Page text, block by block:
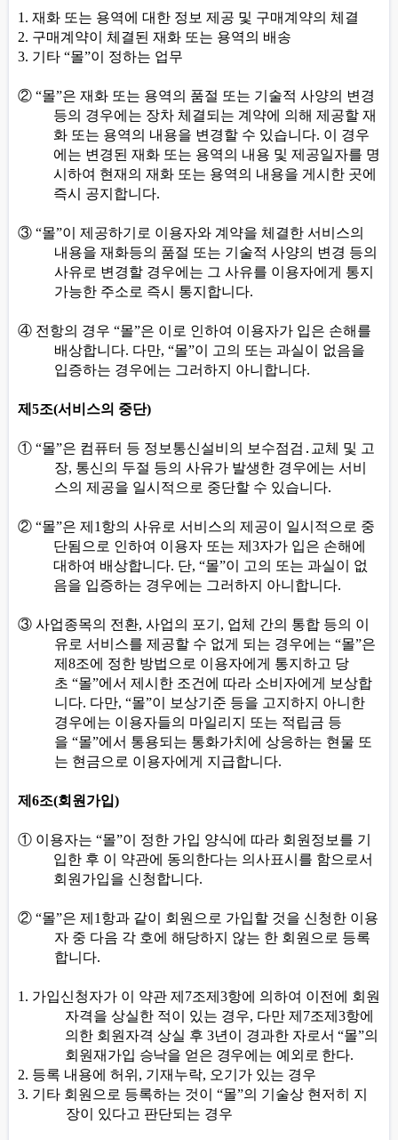
1. 재화 또는 용역에 대한 정보 제공 및 구매계약의 체결
2. 구매계약이 체결된 재화 또는 용역의 배송
3. 기타 “몰”이 정하는 업무
② “몰”은 재화 또는 용역의 품절 또는 기술적 사양의 변경
등의 경우에는 장차 체결되는 계약에 의해 제공할 재
화 또는 용역의 내용을 변경할 수 있습니다. 이 경우
에는 변경된 재화 또는 용역의 내용 및 제공일자를 명
시하여 현재의 재화 또는 용역의 내용을 게시한 곳에
즉시 공지합니다.
③ “몰”이 제공하기로 이용자와 계약을 체결한 서비스의
내용을 재화등의 품절 또는 기술적 사양의 변경 등의
사유로 변경할 경우에는 그 사유를 이용자에게 통지
가능한 주소로 즉시 통지합니다.
④ 전항의 경우 “몰”은 이로 인하여 이용자가 입은 손해를
배상합니다. 다만, “몰”이 고의 또는 과실이 없음을
입증하는 경우에는 그러하지 아니합니다.
제 5조(서비스의 중단)
① “몰”은 컴퓨터 등 정보통신설비의 보수점검 ․ 교체 및 고
장, 통신의 두절 등의 사유가 발생한 경우에는 서비
스의 제공을 일시적으로 중단할 수 있습니다.
② “몰”은 제 1 항의 사유로 서비스의 제공이 일시적으로 중
단됨으로 인하여 이용자 또는 제3자가 입은 손해에
대하여 배상합니다. 단, “몰”이 고의 또는 과실이 없
음을 입증하는 경우에는 그러하지 아니합니다.
③ 사업종목의 전환, 사업의 포기 , 업체 간의 통합 등의 이
유로 서비스를 제공할 수 없게 되는 경우에는 “몰”은
제 8조에 정한 방법으로 이용자에게 통지하고 당
초 “몰”에서 제시한 조건에 따라 소비자에게 보상합
니다. 다만, “몰”이 보상기준 등을 고지하지 아니한
경우에는 이용자들의 마일리지 또는 적립금 등
을 “몰”에서 통용되는 통화가치에 상응하는 현물 또
는 현금으로 이용자에게 지급합니다.
제 6조(회원가입)
① 이용자는 “몰”이 정한 가입 양식에 따라 회원정보를 기
입한 후 이 약관에 동의한다는 의사표시를 함으로서
회원가입을 신청합니다.
② “몰”은 제 1 항과 같이 회원으로 가입할 것을 신청한 이용
자 중 다음 각 호에 해당하지 않는 한 회원으로 등록
합니다.
1. 가입신청자가 이 약관 제 7조제 3항에 의하여 이전에 회원
자격을 상실한 적이 있는 경우, 다만 제 7조제3항에
의한 회원자격 상실 후3년이 경과한 자로서“몰”의
회원재가입 승낙을 얻은 경우에는 예외로 한다.
2. 등록 내용에 허위 , 기재누락, 오기가 있는 경우
3. 기타 회원으로 등록하는 것이 “몰”의 기술상 현저히 지
장이 있다고 판단되는 경우